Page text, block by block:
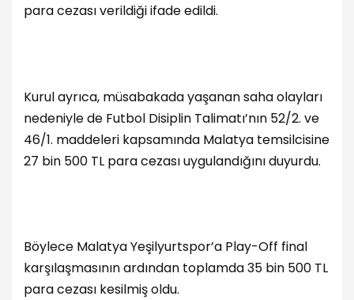
para cezası verildiği ifade edildi.
Kurul ayrıca, müsabakada yaşanan saha olayları
nedeniyle de Futbol Disiplin Talimatı’nın 52/2. ve
46/1. maddeleri kapsamında Malatya temsilcisine
27 bin 500 TL para cezası uygulandığını duyurdu.
Böylece Malatya Yeşilyurtspor’a Play-Off final
karşılaşmasının ardından toplamda 35 bin 500 TL
para cezası kesilmiş oldu.